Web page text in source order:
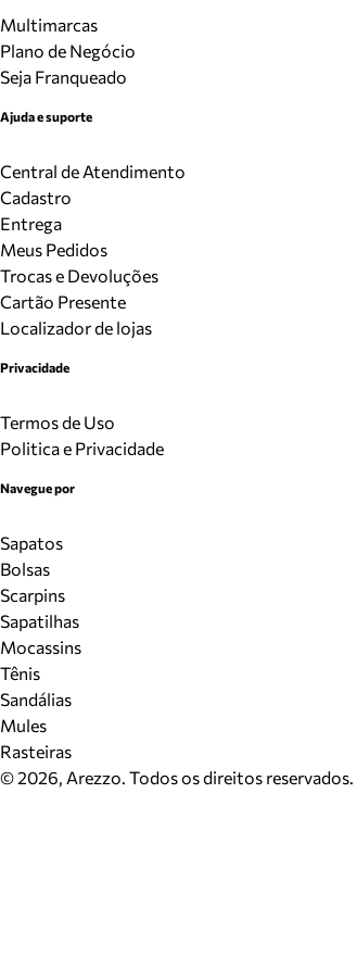
Multimarcas
Plano de Negócio
Seja Franqueado
Ajuda e suporte
Central de Atendimento
Cadastro
Entrega
Meus Pedidos
Trocas e Devoluções
Cartão Presente
Localizador de lojas
Privacidade
Termos de Uso
Politica e Privacidade
Navegue por
Sapatos
Bolsas
Scarpins
Sapatilhas
Mocassins
Tênis
Sandálias
Mules
Rasteiras
©2026, Arezzo. Todos os direitos reservados.